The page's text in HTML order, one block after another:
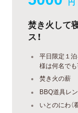
焚き火して
ス！
平日限定１
様は何名でも
焚き火の薪
BBQ道具レ
いとのにわ（